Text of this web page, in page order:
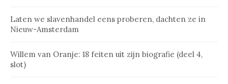
Laten we slavenhandel eens proberen, dachten ze in
Nieuw-Amsterdam
Willem van Oranje: 18 feiten uit zijn biografie (deel 4,
slot)